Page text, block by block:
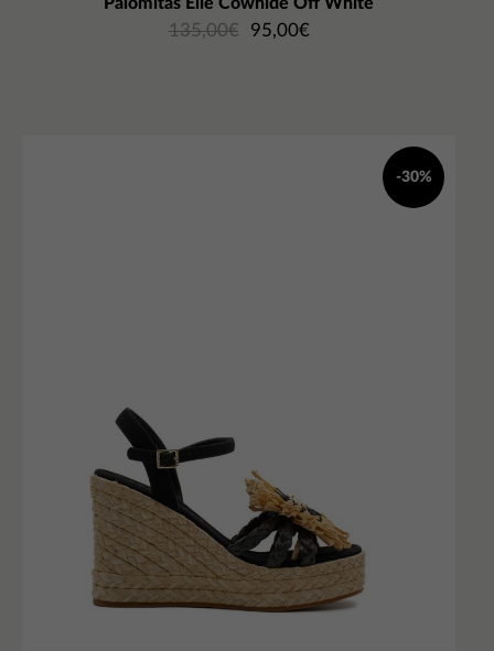
Palomitas Elie Cowhide Off White
135,00€ 95,00€
-30%